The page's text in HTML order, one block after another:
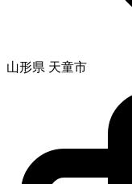
山形県 天童市